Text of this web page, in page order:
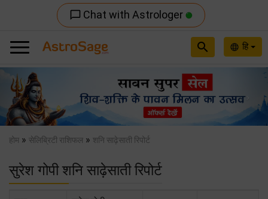
chat_bubble_outline Chat with Astrologer
language हि
search
Previous
होम » सेलिब्रिटी राशिफल » शनि साढ़ेसाती रिपोर्ट
सुरेश गोपी शनि साढ़ेसाती रिपोर्ट